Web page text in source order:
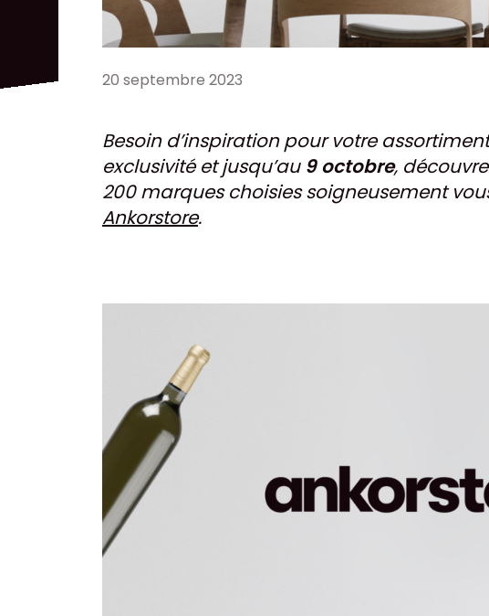
20 septembre 2023
Besoin d’inspiration pour votre
exclusivité et jusqu’au 9 octobre,
200 marques choisies soigneusement
Ankorstore.